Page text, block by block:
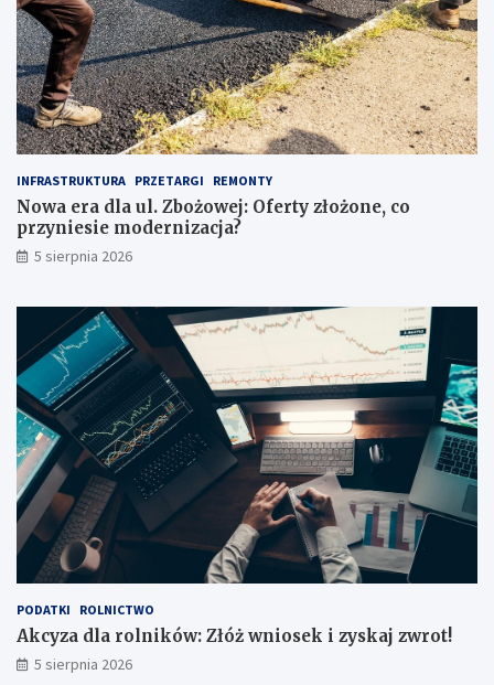
u
w
a
g
ę
p
r
e
d
z
a
p
m
?
w
s
p
a
r
c
i
!INFRASTRUKTURA PRZETARGI REMONTY
Nowa era dla ul. Zbożowej: Oferty złożone, co
przyniesie modernizacja?
5 sierpnia 2026
PODATKI ROLNICTWO
Akcyza dla rolników: Złóż wniosek i zyskaj zwrot!
5 sierpnia 2026